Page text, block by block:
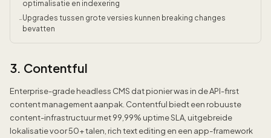
optimalisatie en indexering
-Upgrades tussen grote versies kunnen breaking changes
bevatten
3. Contentful
Enterprise-grade headless CMS dat pionier was in de API-first
content management aanpak. Contentful biedt een robuuste
content-infrastructuur met 99,99% uptime SLA, uitgebreide
lokalisatie voor 50+ talen, rich text editing en een app-framework